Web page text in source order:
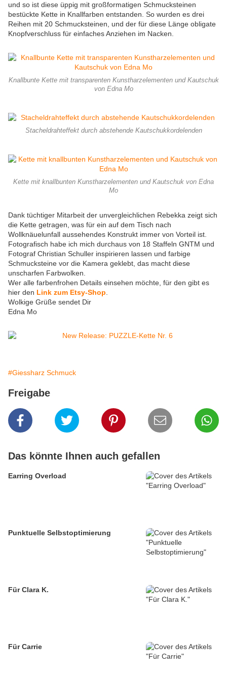
und so ist diese üppig mit großformatigen Schmucksteinen
bestückte Kette in Knallfarben entstanden. So wurden es drei
Reihen mit 20 Schmucksteinen, und der für diese Länge obligate
Knopfverschluss für einfaches Anziehen im Nacken.
Knallbunte Kette mit transparenten Kunstharzelementen und Kautschuk
von Edna Mo
Stacheldrahteffekt durch abstehende Kautschukkordelenden
Kette mit knallbunten Kunstharzelementen und Kautschuk von Edna
Mo
Dank tüchtiger Mitarbeit der unvergleichlichen Rebekka zeigt sich
die Kette getragen, was für ein auf dem Tisch nach
Wollknäuelunfall aussehendes Konstrukt immer von Vorteil ist.
Fotografisch habe ich mich durchaus von 18 Staffeln GNTM und
Fotograf Christian Schuller inspirieren lassen und farbige
Schmucksteine vor die Kamera geklebt, das macht diese
unscharfen Farbwolken.
Wer alle farbenfrohen Details einsehen möchte, für den gibt es
hier den Link zum Etsy-Shop
Wolkige Grüße sendet Dir
Edna Mo
#Giessharz Schmuck
Freigabe
Das könnte Ihnen auch gefallen
Earring Overload
Punktuelle Selbstoptimierung
Für Clara K.
Für Carrie